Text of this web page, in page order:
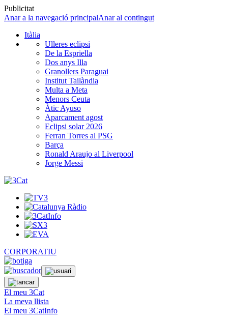
Publicitat
Anar a la navegació principalAnar al contingut
Itàlia
Ulleres eclipsi
De la Espriella
Dos anys Illa
Granollers Paraguai
Institut Tailàndia
Multa a Meta
Menors Ceuta
Àtic Ayuso
Aparcament agost
Eclipsi solar 2026
Ferran Torres al PSG
Barça
Ronald Araujo al Liverpool
Jorge Messi
CORPORATIU
El meu 3Cat
La meva llista
El meu 3CatInfo